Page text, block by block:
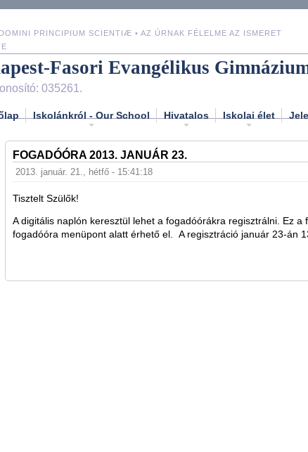
PRINCIPIUM SCIENTIÆ • AZ ÚRNAK FÉLELME AZ ISMERET
Fasori Evangélikus
035261.
Iskolánkról - Our School Hivatalos Iskolai élet
FOGADÓÓRA 2013. JANUÁR 23.
2013. január. 21., hétfő - 15:41:18
Tisztelt Szülők!
A digitális naplón keresztül lehet a fogadóórákra regisztrálni. Ez a
fogadóóra menüpont alatt érhető el. A regisztráció január 23-án